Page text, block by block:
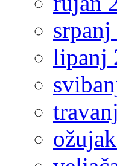
lipanj